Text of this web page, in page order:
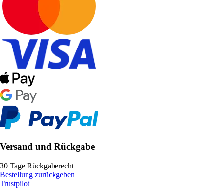
Versand und Rückgabe
30 Tage Rückgaberecht
Bestellung zurückgeben
Trustpilot